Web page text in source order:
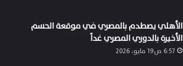
الأهلي يصطدم بالمصري في موقعة الحسم
الأخيرة بالدوري المصري غداً
6:57 ص19 مايو، 2026